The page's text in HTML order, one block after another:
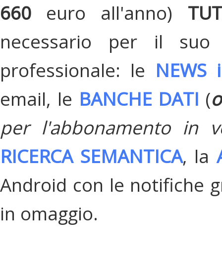
660 euro all'anno)
necessario per il suo
professionale: le
email, le BANCHE DATI (
per l'abbonamento in
RICERCA SEMANTICA, la
Android con le notifiche
in omaggio.